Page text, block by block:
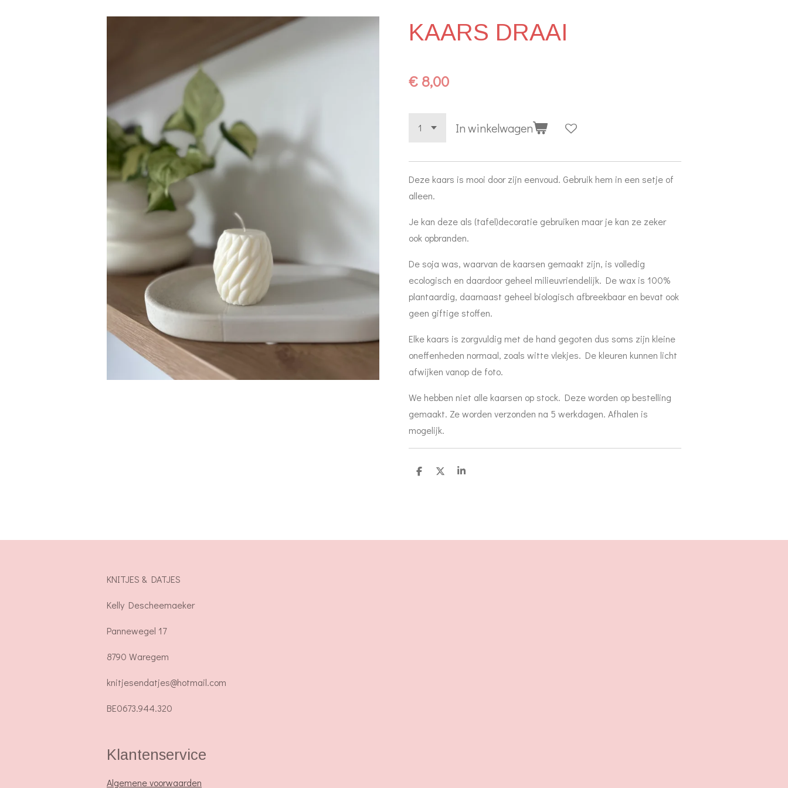
KAARS DRAAI
€ 8,00
In winkelwagen
Deze kaars is mooi door zijn eenvoud. Gebruik hem in een setje of
alleen.
Je kan deze als (tafel)decoratie gebruiken maar je kan ze zeker
ook opbranden.
De soja was, waarvan de kaarsen gemaakt zijn, is volledig
ecologisch en daardoor geheel milieuvriendelijk. De wax is 100%
plantaardig, daarnaast geheel biologisch afbreekbaar en bevat ook
geen giftige stoffen.
Elke kaars is zorgvuldig met de hand gegoten dus soms zijn kleine
oneffenheden normaal, zoals witte vlekjes. De kleuren kunnen licht
afwijken vanop de foto.
We hebben niet alle kaarsen op stock. Deze worden op bestelling
gemaakt. Ze worden verzonden na 5 werkdagen. Afhalen is
mogelijk.
D
D
S
KNITJES & DATJES
Kelly Descheemaeker
Pannewegel 17
8790 Waregem
knitjesendatjes@hotmail.com
BE0673.944.320
Klantenservice
Algemene voorwaarden